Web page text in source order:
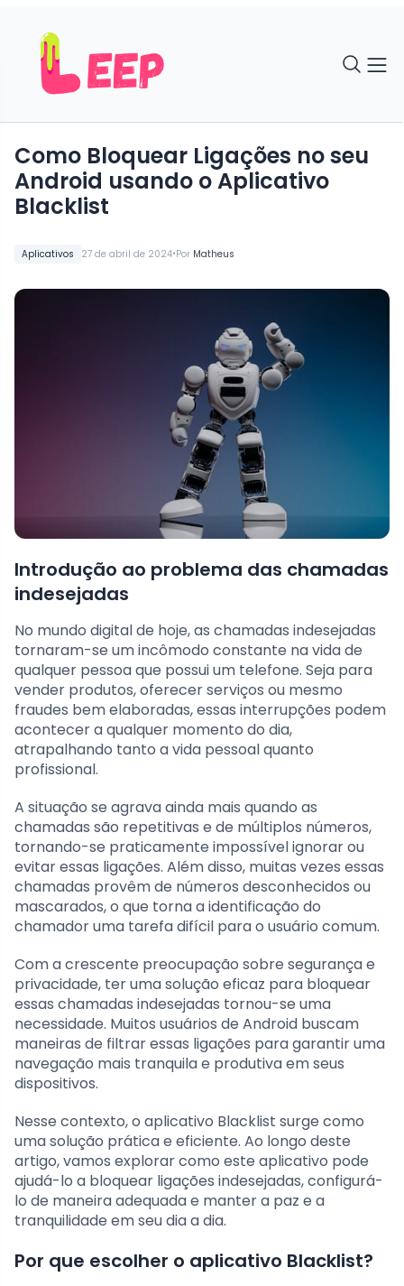
Aplicativos 27 de abril de 2024•Por Matheus
Como Bloquear Ligações no seu
Android usando o Aplicativo
Blacklist
Introdução ao problema das chamadas
indesejadas
No mundo digital de hoje, as chamadas indesejadas
tornaram-se um incômodo constante na vida de
qualquer pessoa que possui um telefone. Seja para
vender produtos, oferecer serviços ou mesmo
fraudes bem elaboradas, essas interrupções podem
acontecer a qualquer momento do dia,
atrapalhando tanto a vida pessoal quanto
profissional.
A situação se agrava ainda mais quando as
chamadas são repetitivas e de múltiplos números,
tornando-se praticamente impossível ignorar ou
evitar essas ligações. Além disso, muitas vezes essas
chamadas provêm de números desconhecidos ou
mascarados, o que torna a identificação do
chamador uma tarefa difícil para o usuário comum.
Com a crescente preocupação sobre segurança e
privacidade, ter uma solução eficaz para bloquear
essas chamadas indesejadas tornou-se uma
necessidade. Muitos usuários de Android buscam
maneiras de filtrar essas ligações para garantir uma
navegação mais tranquila e produtiva em seus
dispositivos.
Nesse contexto, o aplicativo Blacklist surge como
uma solução prática e eficiente. Ao longo deste
artigo, vamos explorar como este aplicativo pode
ajudá-lo a bloquear ligações indesejadas, configurá-
lo de maneira adequada e manter a paz e a
tranquilidade em seu dia a dia.
Por que escolher o aplicativo Blacklist?